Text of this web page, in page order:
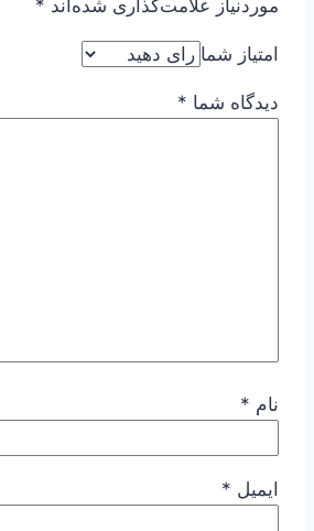
موردنیاز علامت‌گذاری شده‌اند *
امتیاز شما
دیدگاه شما *
نام *
ایمیل *